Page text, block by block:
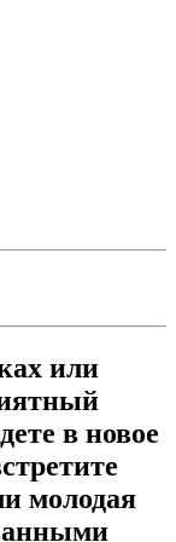
или
в новое
молодая